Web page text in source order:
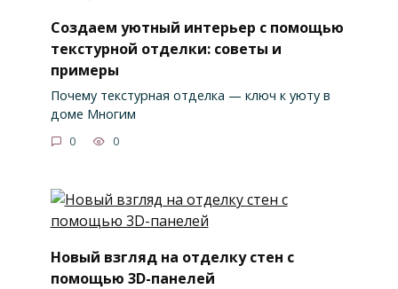
Создаем уютный интерьер с помощью
текстурной отделки: советы и
примеры
Почему текстурная отделка — ключ к уюту в
доме Многим
0 0
Новый взгляд на отделку стен с
помощью 3D-панелей